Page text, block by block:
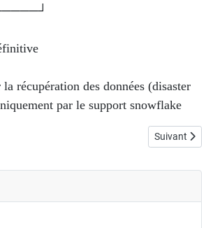
définitive
récupération des données (disaster
par le support snowflake
Article
Suivant